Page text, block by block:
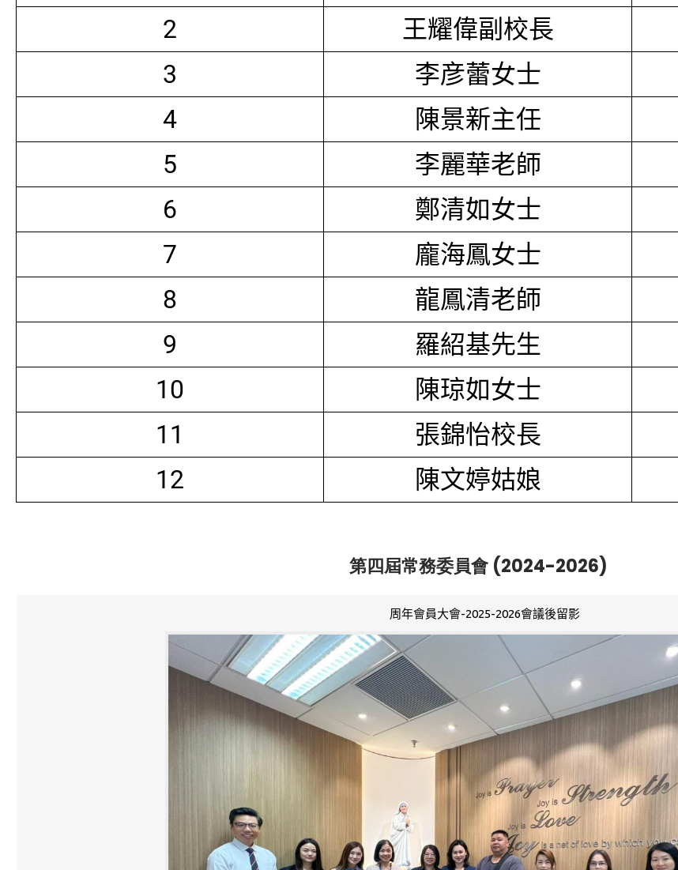
2
王耀偉副校長
3
李彦蕾女士
4
陳景新主任
5
李麗華老師
6
鄭清如女士
7
龐海鳳女士
8
龍鳳清老師
9
羅紹基先生
10
陳琼如女士
11
張錦怡校長
12
陳文婷姑娘
第四屆常務委員會 (2024-2026)
周年會員大會-2025-2026會議後留影